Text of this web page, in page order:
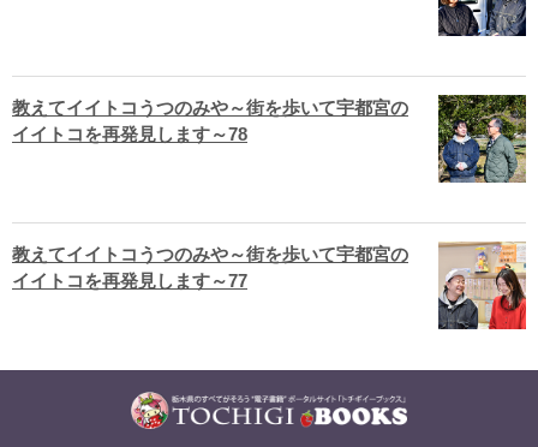
教えてイイトコうつのみや～街を歩いて宇都宮の
イイトコを再発見します～78
教えてイイトコうつのみや～街を歩いて宇都宮の
イイトコを再発見します～77